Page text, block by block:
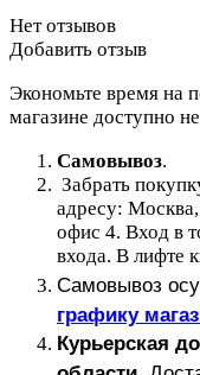
Нет отзывов
Добавить отзыв
Экономьте время на
магазине доступно
Самовывоз.
Забрать
адресу:
офис 4. Вход в
входа. В лифте
Самовывоз
графику
Курьерская